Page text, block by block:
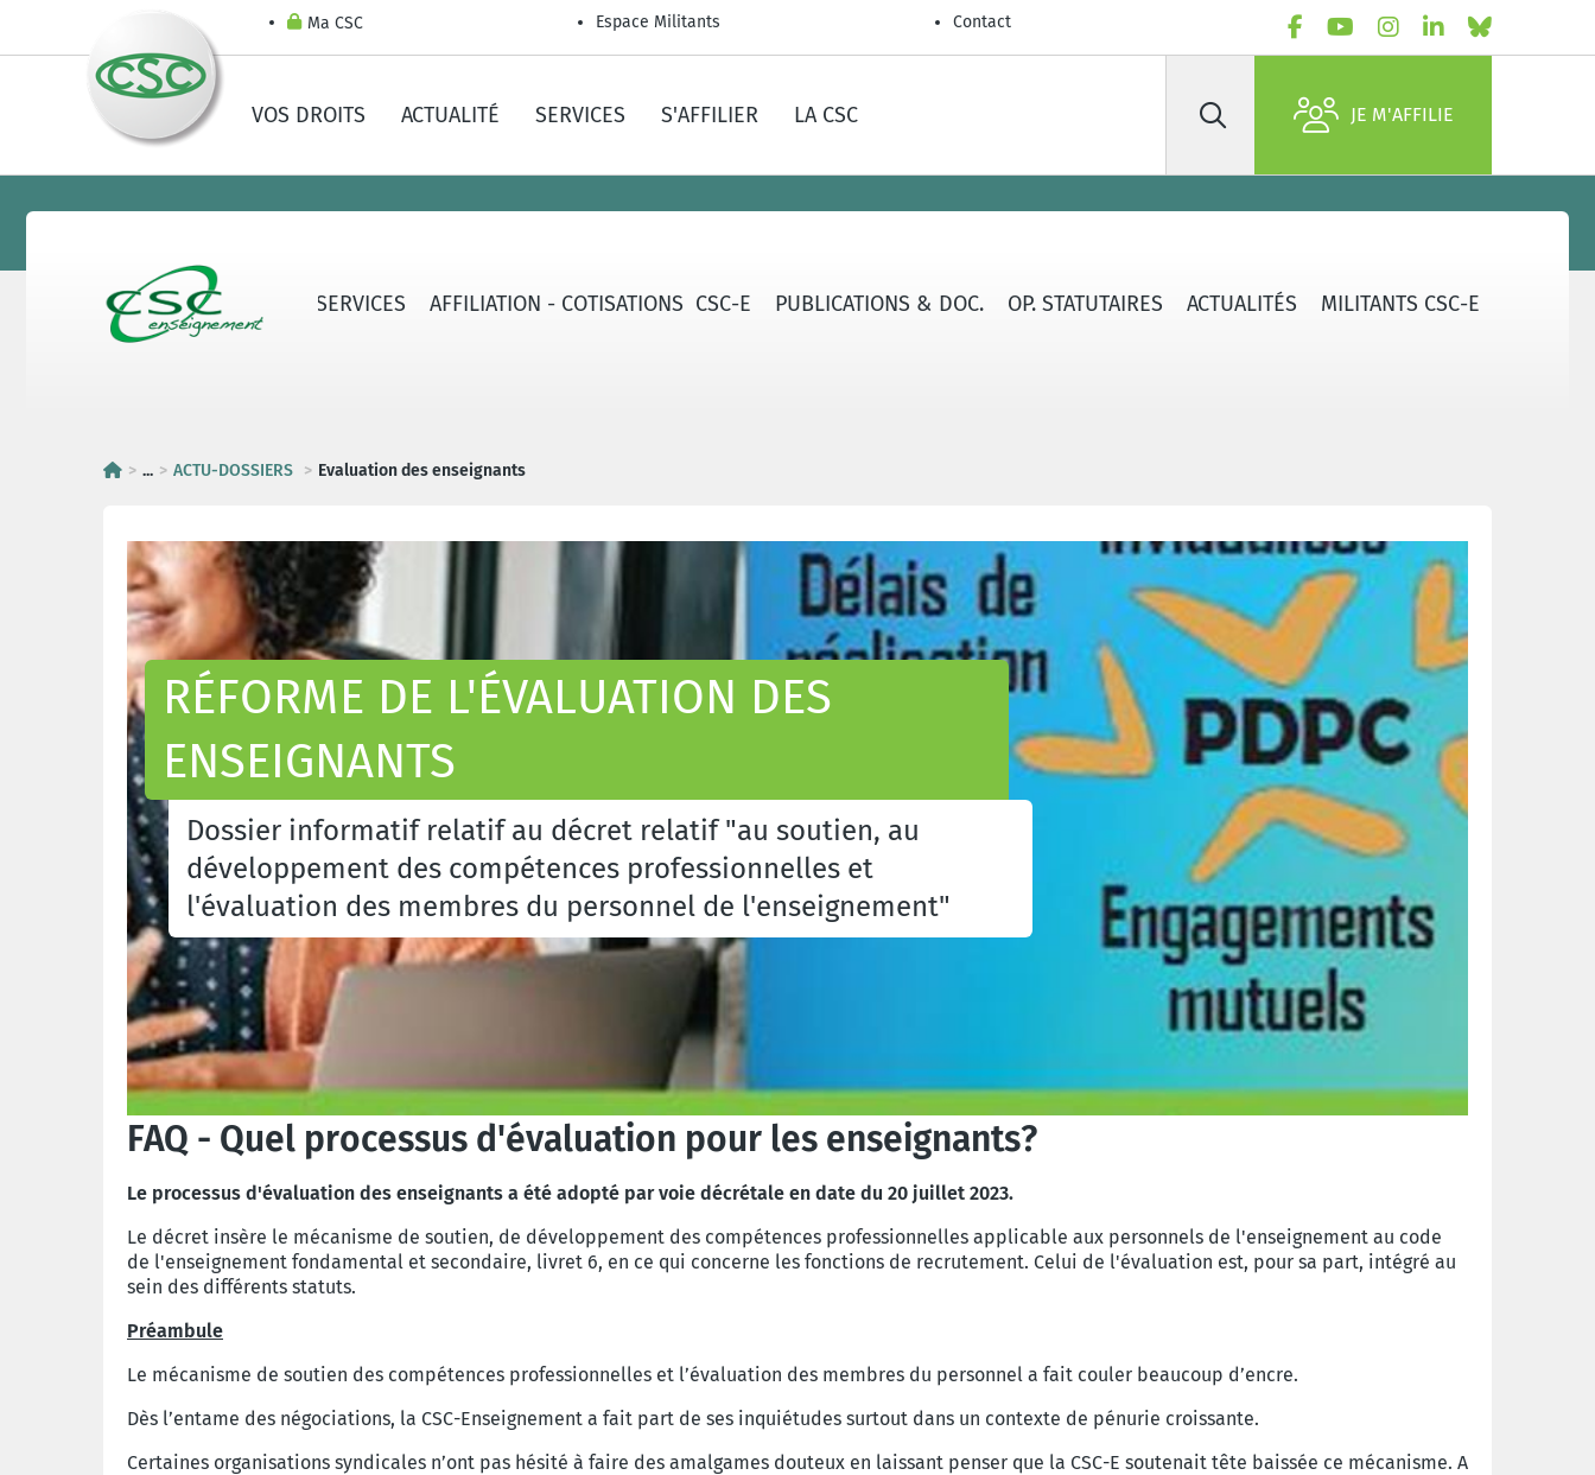
Ma CSC Espace Militants Contact
VOS DROITS ACTUALITÉ SERVICES S'AFFILIER LA CSC Rechercher JE M'AFFILIE
LA CSC-E CONTACTS & SERVICES AFFILIATION - COTISATIONS CSC-E PUBLICATIONS & DOC. OP. STATUTAIRES ACTUALITÉS MILITANTS CSC-E
... ACTU-DOSSIERS Evaluation des enseignants
RÉFORME DE L'ÉVALUATION DES
ENSEIGNANTS
Dossier informatif relatif au décret relatif "au soutien, au
développement des compétences professionnelles et
l'évaluation des membres du personnel de l'enseignement"
FAQ - Quel processus d'évaluation pour les enseignants?
Le processus d'évaluation des enseignants a été adopté par voie décrétale en date du 20 juillet 2023.
Le décret insère le mécanisme de soutien, de développement des compétences professionnelles applicable aux personnels de l'enseignement au code
de l'enseignement fondamental et secondaire, livret 6, en ce qui concerne les fonctions de recrutement. Celui de l'évaluation est, pour sa part, intégré au
sein des différents statuts.
Préambule
Le mécanisme de soutien des compétences professionnelles et l’évaluation des membres du personnel a fait couler beaucoup d’encre.
Dès l’entame des négociations, la CSC-Enseignement a fait part de ses inquiétudes surtout dans un contexte de pénurie croissante.
Certaines organisations syndicales n’ont pas hésité à faire des amalgames douteux en laissant penser que la CSC-E soutenait tête baissée ce mécanisme. A